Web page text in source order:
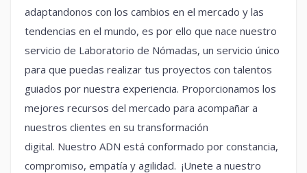
adaptandonos con los cambios en el mercado y las
tendencias en el mundo, es por ello que nace nuestro
servicio de Laboratorio de Nómadas, un servicio único
para que puedas realizar tus proyectos con talentos
guiados por nuestra experiencia. Proporcionamos los
mejores recursos del mercado para acompañar a
nuestros clientes en su transformación
digital. Nuestro ADN está conformado por constancia,
compromiso, empatía y agilidad. ¡Unete a nuestro